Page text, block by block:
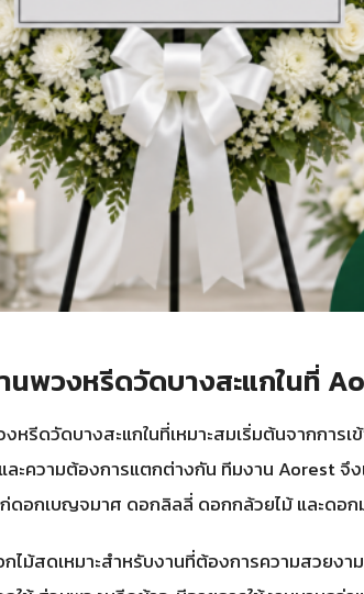
นพวงหรีดวัดบางสะแกในที่
หรีดวัดบางสะแกในที่เหมาะสมเริ่มต้นจากการ
ละความต้องการแตกต่างกัน ทีมงาน Aorest จึ
ดอกเบญจมาศ ดอกลิลลี่ ดอกกล้วยไม้ และดอก
ไม้สดเหมาะสำหรับงานที่ต้องการความสวยง